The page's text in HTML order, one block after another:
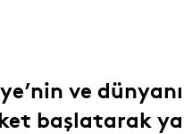
ve
başlatarak